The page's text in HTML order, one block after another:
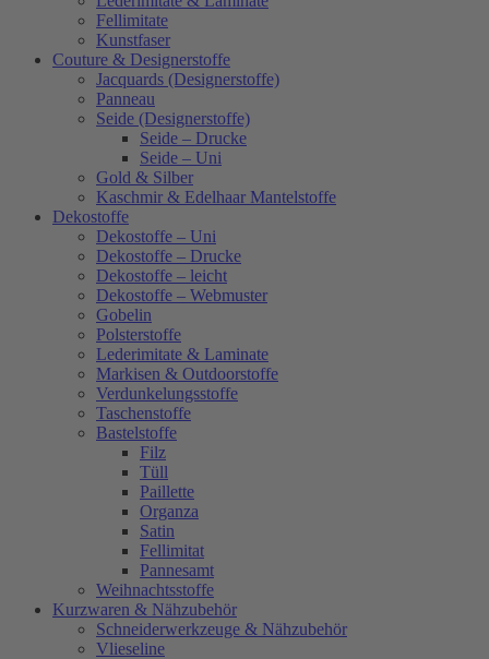
Fellimitate
Kunstfaser
Couture & Designerstoffe
Jacquards (Designerstoffe)
Panneau
Seide (Designerstoffe)
Seide – Drucke
Seide – Uni
Gold & Silber
Kaschmir & Edelhaar Mantelstoffe
Dekostoffe
Dekostoffe – Uni
Dekostoffe – Drucke
Dekostoffe – leicht
Dekostoffe – Webmuster
Gobelin
Polsterstoffe
Lederimitate & Laminate
Markisen & Outdoorstoffe
Verdunkelungsstoffe
Taschenstoffe
Bastelstoffe
Filz
Tüll
Paillette
Organza
Satin
Fellimitat
Pannesamt
Weihnachtsstoffe
Kurzwaren & Nähzubehör
Schneiderwerkzeuge & Nähzubehör
Vlieseline